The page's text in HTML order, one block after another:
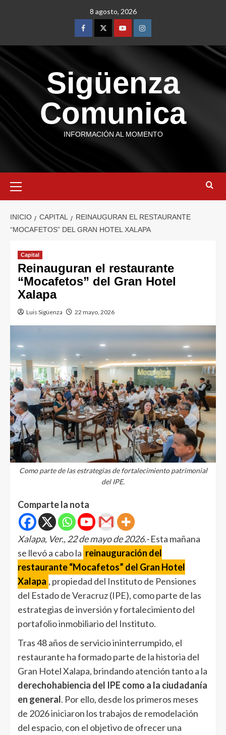
8 agosto, 2026
Sigüenza
Comunica
INFORMACIÓN AL MOMENTO
INICIO CAPITAL
REINAUGURAN EL RESTAURANTE
“MOCAFETOS” DEL GRAN HOTEL XALAPA
Capital
Reinauguran el restaurante
“Mocafetos” del Gran Hotel
Xalapa
Luis Sigüenza 22 mayo, 2026
Como parte de las estrategias de fortalecimiento patrimonial
del IPE.
Comparte la nota
Xalapa, Ver., 22 de mayo de 2026.-Esta mañana
se llevó a cabo la reinauguración del
restaurante “Mocafetos” del Gran Hotel
Xalapa , propiedad del Instituto de Pensiones
del Estado de Veracruz (IPE), como parte de las
estrategias de inversión y fortalecimiento del
portafolio inmobiliario del Instituto.
Tras 48 años de servicio ininterrumpido, el
restaurante ha formado parte de la historia del
Gran Hotel Xalapa, brindando atención tanto a la
derechohabiencia del IPE como a la ciudadanía
en general. Por ello, desde los primeros meses
de 2026 iniciaron los trabajos de remodelación
del espacio, con el objetivo de ofrecer una